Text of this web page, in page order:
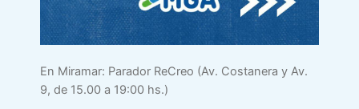
En Miramar: Parador ReCreo (Av. Costanera y Av.
9, de 15.00 a 19:00 hs.)